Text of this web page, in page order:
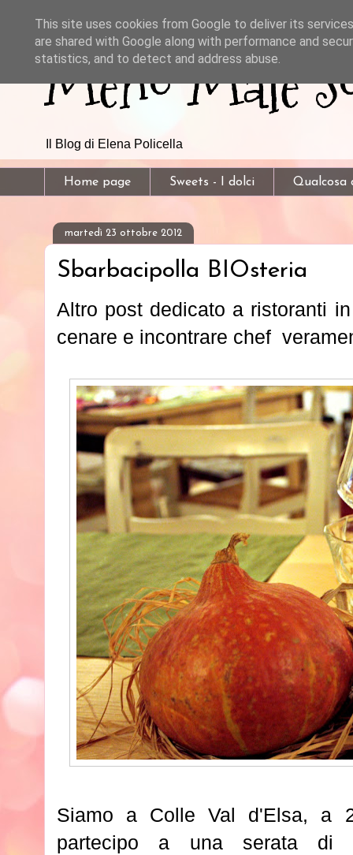
Meno Male
Il Blog di Elena Policella
Home page Sweets - I dolci Qualcosa
martedì 23 ottobre 2012
Sbarbacipolla BIOsteria
Altro post dedicato a ristoranti
cenare e incontrare chef
Siamo a Colle Val d'Elsa, a
partecipo a una serata di
This site uses cookies from Google to deliver its
are shared with Google along with performance and
statistics, and to detect and address abuse.